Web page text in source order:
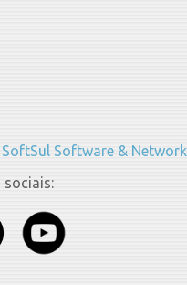
SoftSul Software & Network
sociais: